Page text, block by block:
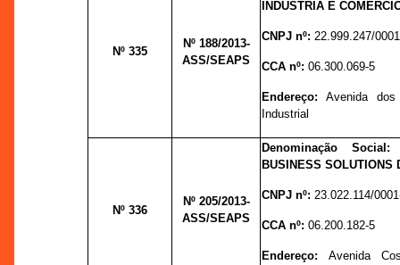
Nº 335
Nº 188/2013-
ASS/SEAPS
INDÚSTRIA E
CNPJ nº:22.999.247/
CCA nº:06.300.069-5
Endereço:Avenida
Industrial
Nº 336
Nº 205/2013-
ASS/SEAPS
Denominação Social:
BUSINESS SOLUTIONS
CNPJ nº:23.022.114/
CCA nº:06.200.182-5
Endereço:Avenida